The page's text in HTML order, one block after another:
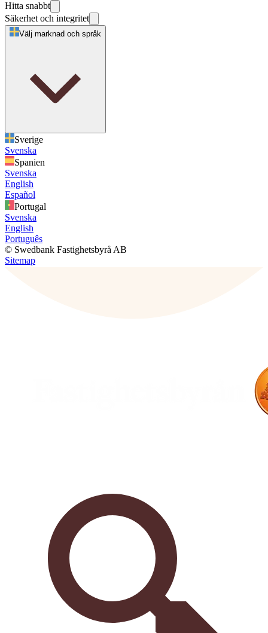
Hitta snabbt
Säkerhet och integritet
Välj marknad och språk
Sverige
Svenska
Spanien
Svenska
English
Español
Portugal
Svenska
English
Português
© Swedbank Fastighetsbyrå AB
Sitemap